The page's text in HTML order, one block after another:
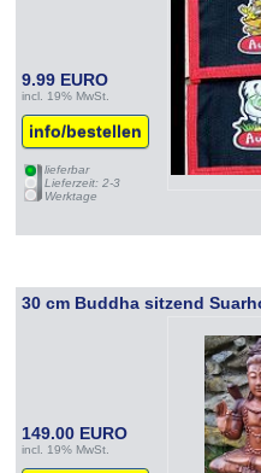
9.99 EURO
incl. 19% MwSt.
info/bestellen
lieferbar
Lieferzeit: 2-3
Werktage
30 cm Buddha sitzend
149.00 EURO
incl. 19% MwSt.